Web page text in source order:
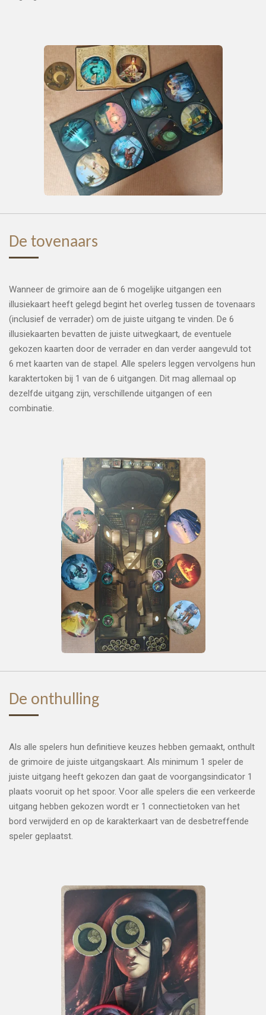
De tovenaars
Wanneer de grimoire aan de 6 mogelijke uitgangen een
illusiekaart heeft gelegd begint het overleg tussen de tovenaars
(inclusief de verrader) om de juiste uitgang te vinden. De 6
illusiekaarten bevatten de juiste uitwegkaart, de eventuele
gekozen kaarten door de verrader en dan verder aangevuld tot
6 met kaarten van de stapel. Alle spelers leggen vervolgens hun
karaktertoken bij 1 van de 6 uitgangen. Dit mag allemaal op
dezelfde uitgang zijn, verschillende uitgangen of een
combinatie.
De onthulling
Als alle spelers hun definitieve keuzes hebben gemaakt, onthult
de grimoire de juiste uitgangskaart. Als minimum 1 speler de
juiste uitgang heeft gekozen dan gaat de voorgangsindicator 1
plaats vooruit op het spoor. Voor alle spelers die een verkeerde
uitgang hebben gekozen wordt er 1 connectietoken van het
bord verwijderd en op de karakterkaart van de desbetreffende
speler geplaatst.